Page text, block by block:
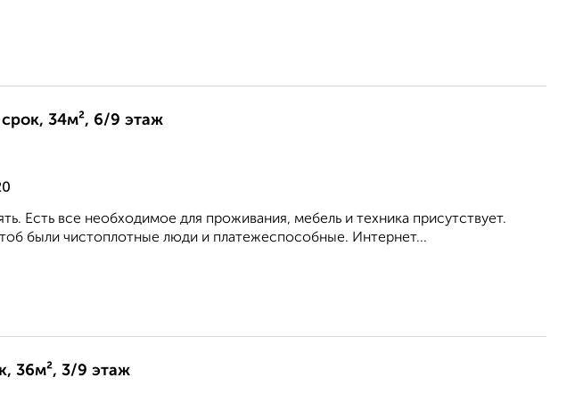
34м², 6/9 этаж
Есть все необходимое для проживания, мебель и техника присутствует.
были чистоплотные люди и платежеспособные. Интернет...
36м², 3/9 этаж